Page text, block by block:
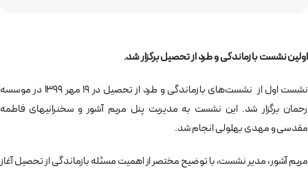
اولین نشست بازماندگی و طرد از تحصیل برگزار شد.
نشست اول از نشست­‌های بازماندگی و طرد از تحصیل در 19 مهر 1399 در موسسه
رحمان برگزار شد. این نشست به مدیریت پنل مریم آشور و سخنرانی­های فاطمه
مقدسی و مهدی بهلولی انجام شد.
مریم آشور، مدیر نشست، با توضیح مختصر از اهمیت مسئله بازماندگی از تحصیل آغاز